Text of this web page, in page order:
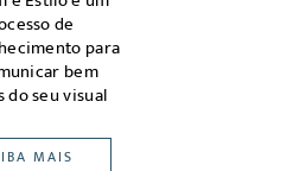
de
para
bem
do seu visual
MAIS